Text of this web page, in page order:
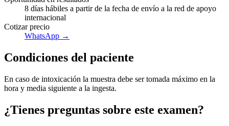
Empresas
8 días hábiles a partir de la fecha de envío a la red de apoyo
internacional
Cotizar precio
WhatsApp →
Condiciones del paciente
En caso de intoxicación la muestra debe ser tomada máximo en la
hora y media siguiente a la ingesta.
¿Tienes preguntas sobre este examen?